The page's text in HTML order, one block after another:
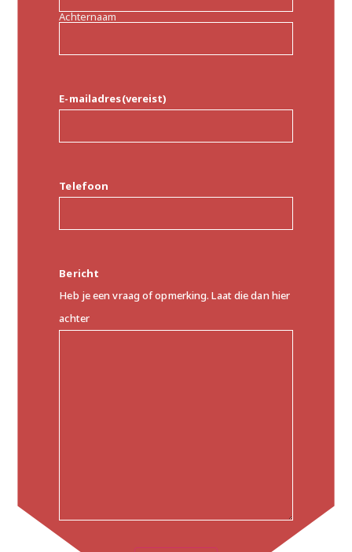
Achternaam
E-mailadres(vereist)
Telefoon
Bericht
Heb je een vraag of opmerking. Laat die dan hier
achter